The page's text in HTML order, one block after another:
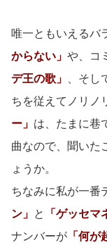
唯一ともいえるバ
からない」 や、コ
デ王の歌」
、そ
ちを従えてノリノ
ー」 は、たまに巷
曲なので、聞いた
ょうか。
ちなみに私が一番
ン」 と 「ゲッセマ
ナンバーが 「何が